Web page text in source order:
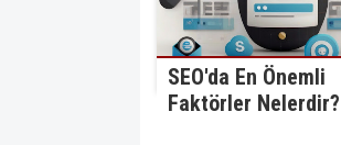
SEO'da En Önemli
Faktörler Nelerdir?